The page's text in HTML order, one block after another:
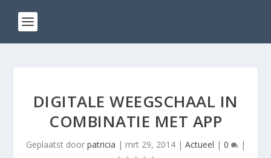
DIGITALE WEEGSCHAAL IN
COMBINATIE MET APP
Geplaatst door patricia | mrt 29, 2014| Actueel | 0 |